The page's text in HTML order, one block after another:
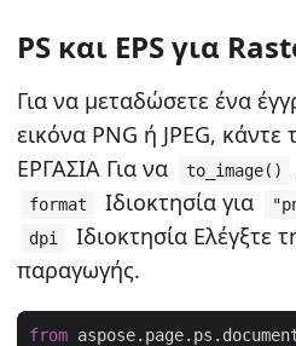
PS και EPS για
Για να μεταδώσετε ένα
εικόνα PNG ή JPEG, κάντε
ΕΡΓΑΣΙΑ Για να to_image()
format Ιδιοκτησία για
dpi
Ιδιοκτησία Ελέγξτε
παραγωγής.
from